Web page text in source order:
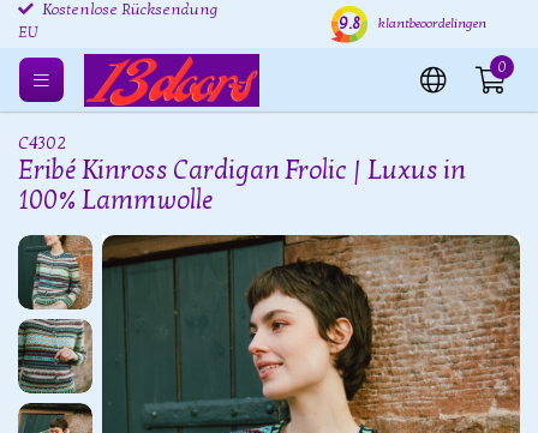
Kostenlose Rücksendung
EU
Versand innerhalb von 24
9.8 klantbeoordelingen
0
C4302
Eribé Kinross Cardigan Frolic | Luxus in
100% Lammwolle